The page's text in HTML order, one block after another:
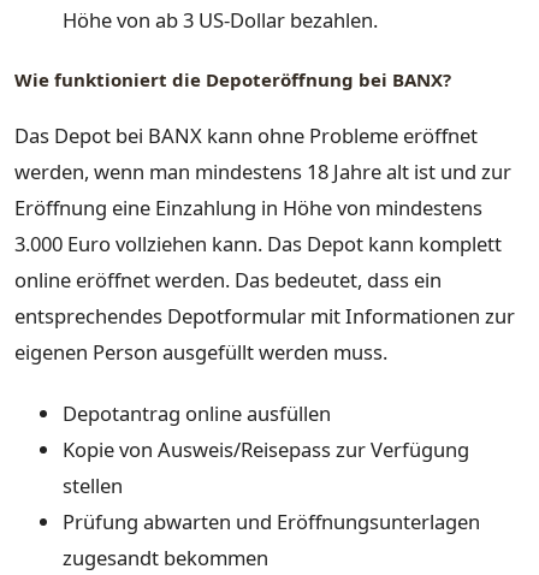
Höhe von ab 3 US-Dollar bezahlen.
Wie funktioniert die Depoteröffnung bei BANX?
Das Depot bei BANX kann ohne Probleme eröffnet
werden, wenn man mindestens 18 Jahre alt ist und zur
Eröffnung eine Einzahlung in Höhe von mindestens
3.000 Euro vollziehen kann. Das Depot kann komplett
online eröffnet werden. Das bedeutet, dass ein
entsprechendes Depotformular mit Informationen zur
eigenen Person ausgefüllt werden muss.
Depotantrag online ausfüllen
Kopie von Ausweis/Reisepass zur Verfügung
stellen
Prüfung abwarten und Eröffnungsunterlagen
zugesandt bekommen